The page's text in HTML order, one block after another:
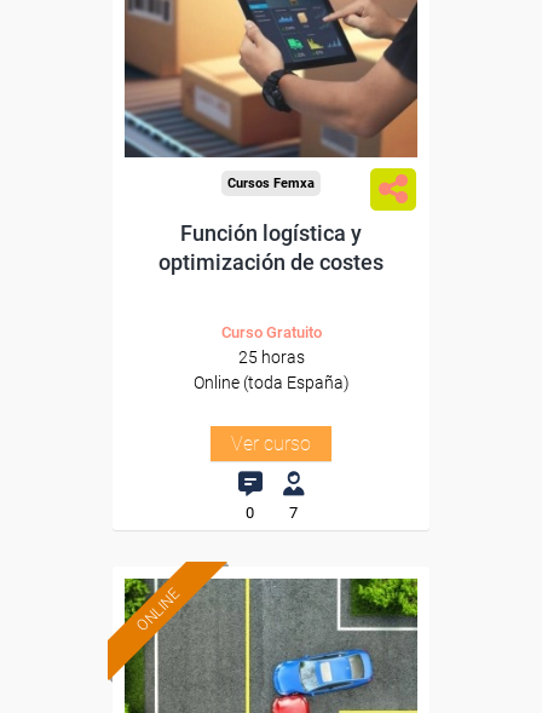
Para desempleados,
trabajadores y autónomos.
Sector
-Transporte y Logística.
Cursos Femxa
Función logística y
optimización de costes
Curso Gratuito
25 horas
Online (toda España)
Ver curso
0 7
ONLINE
Formación 100%
subvencionada.